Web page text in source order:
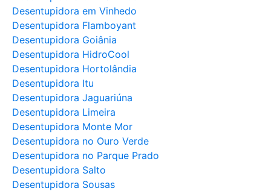
Desentupidora em Vinhedo
Desentupidora Flamboyant
Desentupidora Goiânia
Desentupidora HidroCool
Desentupidora Hortolândia
Desentupidora Itu
Desentupidora Jaguariúna
Desentupidora Limeira
Desentupidora Monte Mor
Desentupidora no Ouro Verde
Desentupidora no Parque Prado
Desentupidora Salto
Desentupidora Sousas